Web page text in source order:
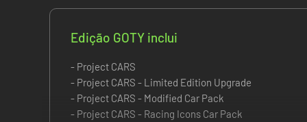
Edição GOTY inclui
- Project CARS
- Project CARS - Limited Edition Upgrade
- Project CARS - Modified Car Pack
- Project CARS - Racing Icons Car Pack